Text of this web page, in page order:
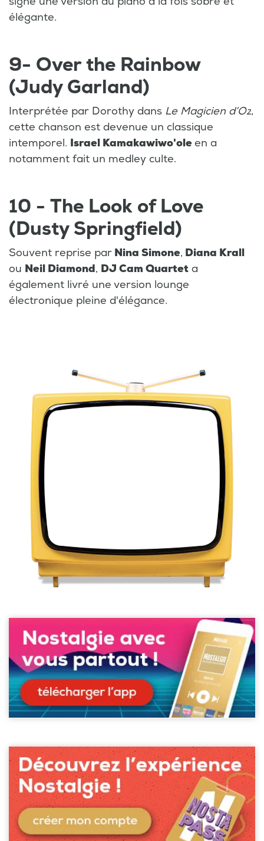
élégante.
9- Over the Rainbow
(Judy Garland)
Interprétée par Dorothy dans Le Magicien d’Oz,
cette chanson est devenue un classique
intemporel. Israel Kamakawiwo'oleen a
notamment fait un medley culte.
10 - The Look of Love
(Dusty Springfield)
Souvent reprise par Nina Simone, Diana Krall
ou Neil Diamond, DJ Cam Quartet a
également livré une version lounge
électronique pleine d'élégance.